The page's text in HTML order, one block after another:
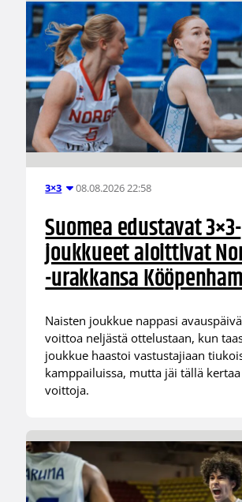
3×3 08.08.2026 22:58
Suomea edustavat 3×3-
joukkueet aloittivat
-urakkansa
Naisten joukkue nappasi
voittoa neljästä ottelustaan, kun
joukkue haastoi vastustajiaan
kamppailuissa, mutta jäi tällä
voittoja.